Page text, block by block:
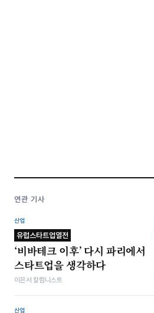
연관 기사
산업
유럽스타트업열전
‘비바테크 이후’ 다시 파리에서
스타트업을 생각하다
이은서 칼럼니스트
산업